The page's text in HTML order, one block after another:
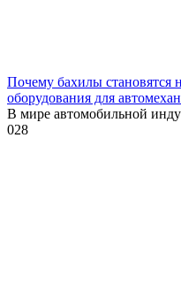
Почему бахилы становятся
оборудования для
В мире автомобильной
028